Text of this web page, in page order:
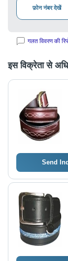
फ़ोन नंबर देखें
गलत विवरण की
इस विक्रेता से
Send